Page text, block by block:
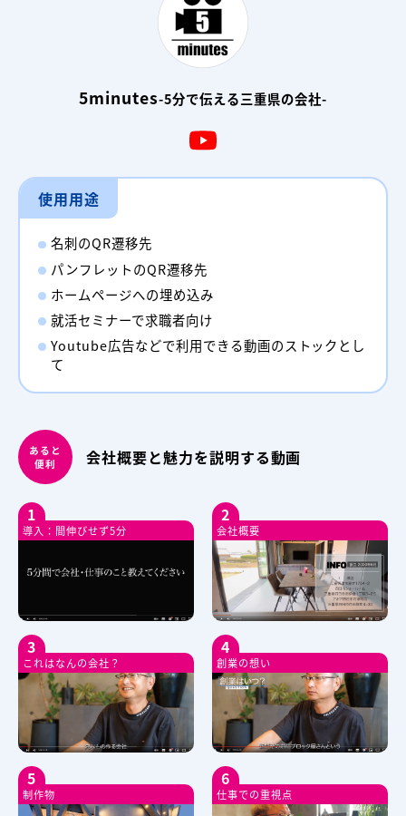
5minutes-5分で伝える三重県の会社-
使用用途
名刺のQR遷移先
パンフレットのQR遷移先
ホームページへの埋め込み
就活セミナーで求職者向け
Youtube広告などで利用できる動画のストックとし
て
あると
便利
会社概要と魅力を説明する動画
1
導入：間伸びせず5分
2
会社概要
3
これはなんの会社？
4
創業の想い
5
制作物
6
仕事での重視点